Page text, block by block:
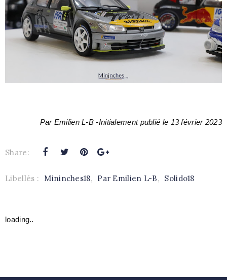
Par Emilien L-B -Initialement publié le 13 février 2023
Share:
Libellés : Mininches18, Par Emilien L-B, Solido18
loading..